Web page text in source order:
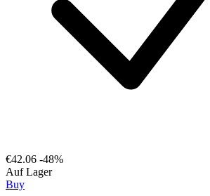
€42.06 -48%
Auf Lager
Buy